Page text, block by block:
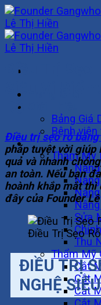
Skip
to
content
Bảng Giá
Bệnh
Khuôn Mặt
Thẩm Mỹ
Sửa
Thu
Thẩm Mỹ
Cắt
Cắt
Cắt
Điều Trị Sẹo
Siêu Vi
Rỗ
Điều trị sẹo rỗ
pháp tuyệt vời giúp
quả và nhanh
an toàn. Nếu bạn
hoành khắp mắt
đây của Founder
Điều Trị Sẹo
ĐIỀU TRỊ
NGHỆ